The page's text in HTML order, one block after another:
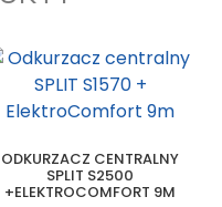
ODKURZACZ CENTRALNY
SPLIT S2500
+ELEKTROCOMFORT 9M